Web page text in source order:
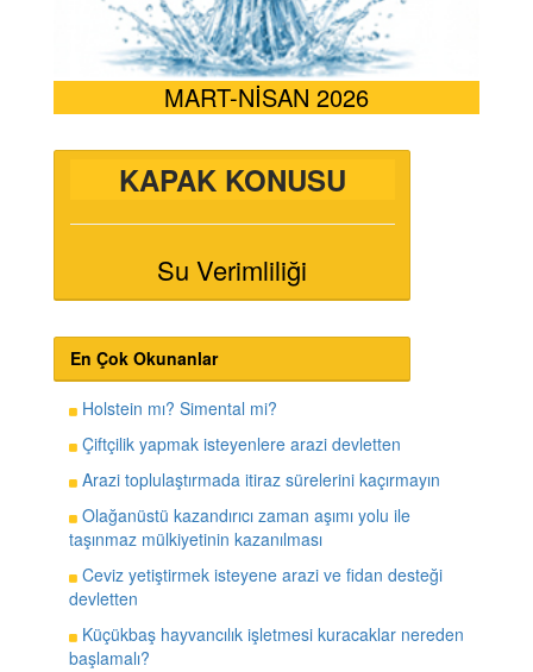
MART-NİSAN 2026
KAPAK KONUSU
Su Verimliliği
En Çok Okunanlar
Holstein mı? Simental mi?
Çiftçilik yapmak isteyenlere arazi devletten
Arazi toplulaştırmada itiraz sürelerini kaçırmayın
Olağanüstü kazandırıcı zaman aşımı yolu ile
taşınmaz mülkiyetinin kazanılması
Ceviz yetiştirmek isteyene arazi ve fidan desteği
devletten
Küçükbaş hayvancılık işletmesi kuracaklar nereden
başlamalı?